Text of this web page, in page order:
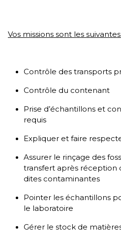
Vos missions sont les suivantes
Contrôle des transports
Contrôle du contenant
Prise d’échantillons et
requis
Expliquer et faire
Assurer le rinçage des
transfert après réception
dites contaminantes
Pointer les échantillons
le laboratoire
Gérer le stock de